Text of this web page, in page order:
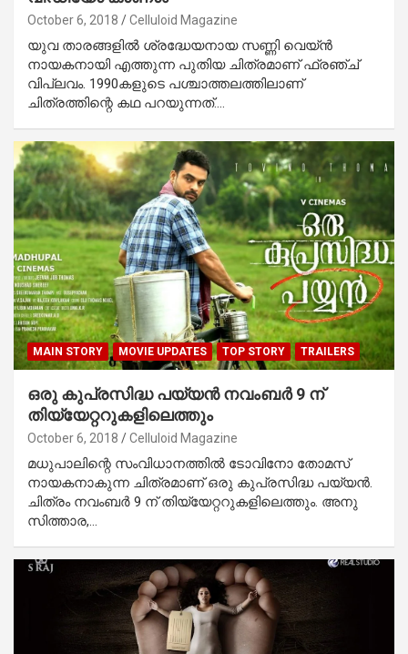
October 6, 2018 Celluloid Magazine
യുവ താരങ്ങളില്‍ ശ്രദ്ധേയനായ സണ്ണി വെയ്ന്‍
നായകനായി എത്തുന്ന പുതിയ ചിത്രമാണ് ഫ്രഞ്ച്
വിപ്ലവം. 1990കളുടെ പശ്ചാത്തലത്തിലാണ്
ചിത്രത്തിന്റെ കഥ പറയുന്നത്.…
MAIN STORY MOVIE UPDATES TOP STORY TRAILERS
ഒരു കുപ്രസിദ്ധ പയ്യന്‍ നവംബര്‍ 9 ന്
തിയ്യേറ്ററുകളിലെത്തും
October 6, 2018 Celluloid Magazine
മധുപാലിന്റെ സംവിധാനത്തില്‍ ടോവിനോ തോമസ്
നായകനാകുന്ന ചിത്രമാണ് ഒരു കുപ്രസിദ്ധ പയ്യന്‍.
ചിത്രം നവംബര്‍ 9 ന് തിയ്യേറ്ററുകളിലെത്തും. അനു
സിത്താര,…